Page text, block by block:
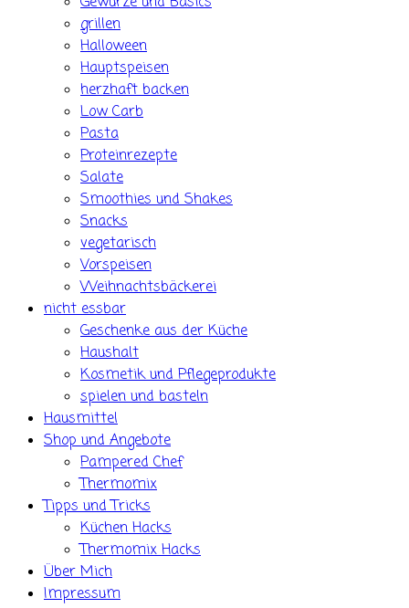
grillen
Halloween
Hauptspeisen
herzhaft backen
Low Carb
Pasta
Proteinrezepte
Salate
Smoothies und Shakes
Snacks
vegetarisch
Vorspeisen
Weihnachtsbäckerei
nicht essbar
Geschenke aus der Küche
Haushalt
Kosmetik und Pflegeprodukte
spielen und basteln
Hausmittel
Shop und Angebote
Pampered Chef
Thermomix
Tipps und Tricks
Küchen Hacks
Thermomix Hacks
Über Mich
Impressum